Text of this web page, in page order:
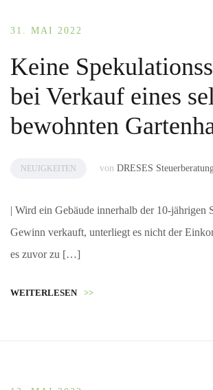
31. MAI 2022
Keine
bei Verkauf eines
bewohnten
NEUIGKEITEN von DRESES
| Wird ein Gebäude innerhalb der 10-jährigen
Gewinn verkauft, unterliegt es nicht der
es zuvor zu […]
WEITERLESEN >>